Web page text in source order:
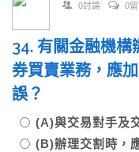
0討論 0
34. 有關金融機構
券買賣業務，應
誤？
(A)與交易對手及
(B)辦理交割時，